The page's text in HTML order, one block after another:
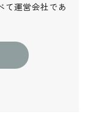
て運営会社であ